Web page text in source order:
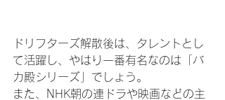
ドリフターズ解散後は、タレントとし
て活躍し、やはり一番有名なのは「バ
カ殿シリーズ」でしょう。
また、NHK朝の連ドラや映画などの主